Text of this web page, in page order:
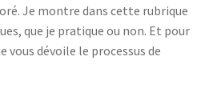
Je montre dans cette rubrique
que je pratique ou non. Et pour
vous dévoile le processus de